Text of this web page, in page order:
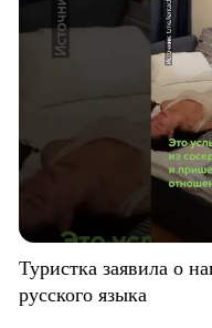
Туристка заявила о
русского языка